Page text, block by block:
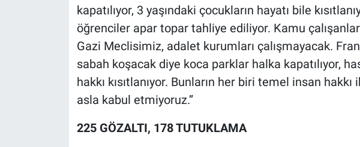
kapatılıyor, 3 yaşındaki çocukların hayatı bile
öğrenciler apar topar tahliye ediliyor. Kamu
Gazi Meclisimiz, adalet kurumları çalışmayacak.
sabah koşacak diye koca parklar halka kapatılıyor,
hakkı kısıtlanıyor. Bunların her biri temel insan
asla kabul etmiyoruz.”
225 GÖZALTI, 178 TUTUKLAMA